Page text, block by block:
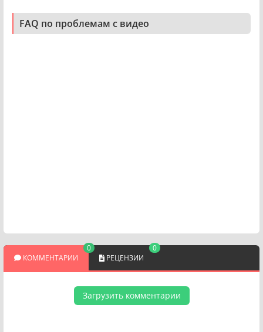
FAQ по проблемам с видео
КОММЕНТАРИИ
0
РЕЦЕНЗИИ
0
Загрузить комментарии